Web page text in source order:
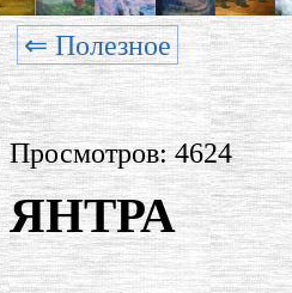
⇐ Полезное
Просмотров: 4624
ЯНТРА